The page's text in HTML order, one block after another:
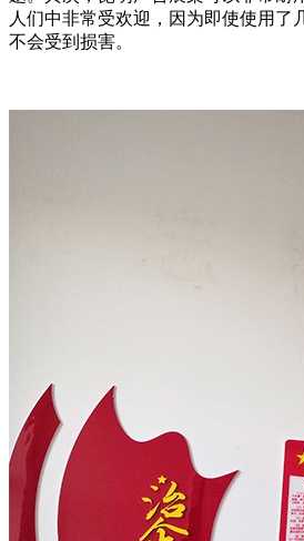
人们中非常受欢迎，因为即使使用了
不会受到损害。